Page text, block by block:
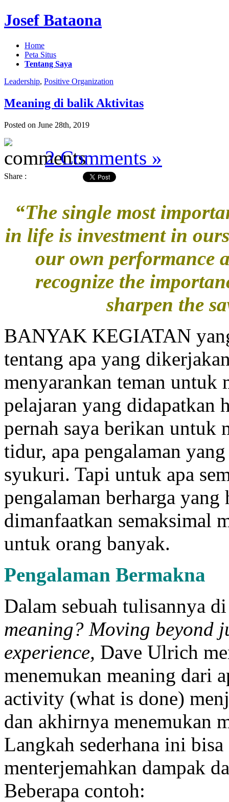
Josef Bataona
Home
Peta Situs
Tentang Saya
Leadership, Positive Organization
Meaning di balik Aktivitas
Posted on June 28th, 2019
2 Comments »
Share :
“The single most
in life is investment in
our own performance
recognize the
sharpen the
BANYAK KEGIATAN
tentang apa yang
menyarankan teman
pelajaran yang didapatkan
pernah saya berikan untuk
tidur, apa pengalaman
syukuri. Tapi untuk apa
pengalaman berharga
dimanfaatkan semaksimal
untuk orang banyak.
Pengalaman Bermakna
Dalam sebuah tulisannya
meaning? Moving beyond
experience, Dave Ulrich
menemukan meaning dari
activity (what is done)
dan akhirnya menemukan
Langkah sederhana ini
menterjemahkan dampak
Beberapa contoh: